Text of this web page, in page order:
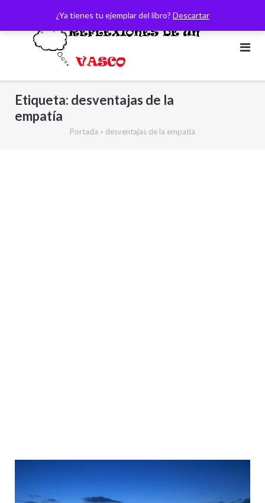
¿Ya tienes tu ejemplar del libro? Descartar
contenido
Etiqueta: desventajas de la
empatía
Portada » desventajas de la empatía